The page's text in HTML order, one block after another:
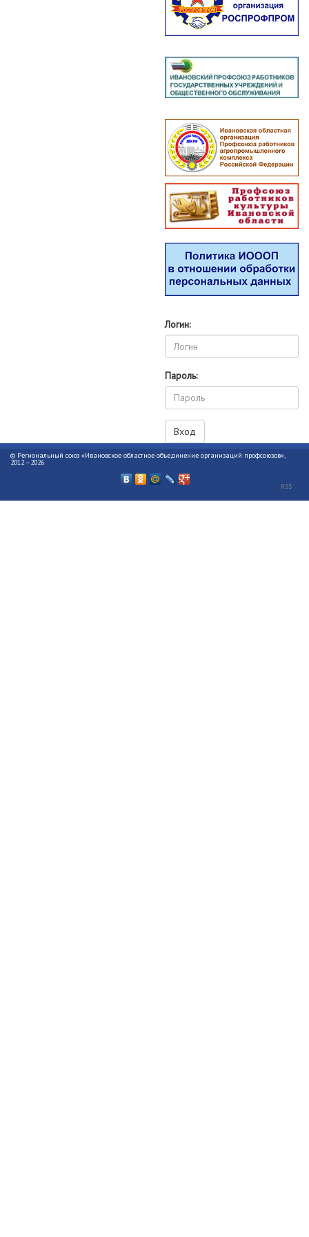
Логин:
Пароль:
© Региональный союз «Ивановское областное объединение организаций профсоюзов»,
2012 –2026
RSS